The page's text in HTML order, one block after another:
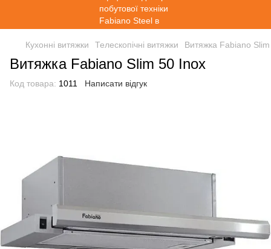
Кухонні витяжки Телескопічні витяжки Витяжка Fabiano
Витяжка Fabiano Slim 50 Inox
Код товара: 1011 Написати відгук